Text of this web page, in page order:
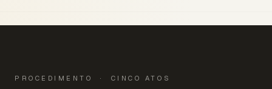
PROCEDIMENTO · CINCO ATOS